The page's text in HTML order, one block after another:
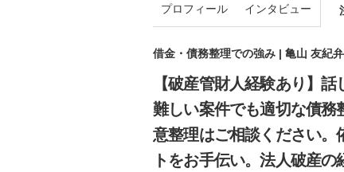
プロフィール インタビュー
借金・債務整理での強み | 亀山 友紀
【破産管財人経験あり】
難しい案件でも適切な債務
意整理はご相談ください。
トをお手伝い。法人破産の